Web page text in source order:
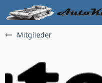
Mitglieder